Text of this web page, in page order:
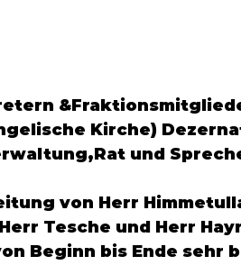
Kirche)
und
von Herr
Tesche und Herr
Beginn bis Ende sehr